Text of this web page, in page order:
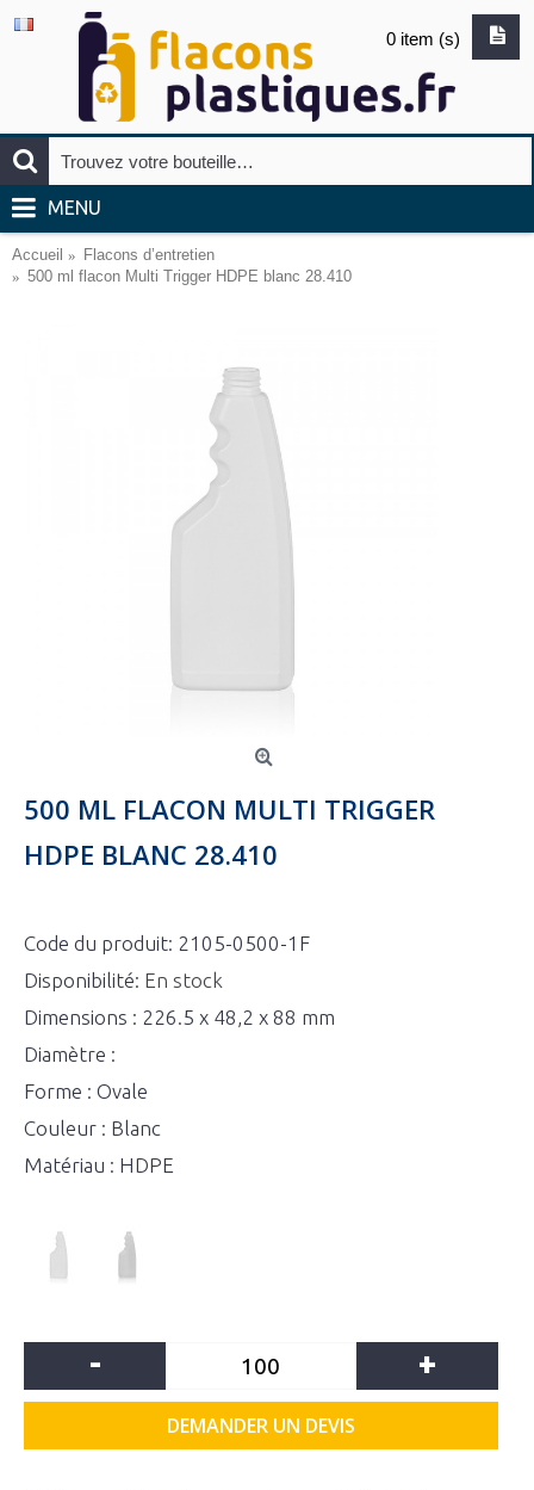
0 item (s)
MENU
Accueil
Flacons d’entretien
500 ml flacon Multi Trigger HDPE blanc 28.410
500 ML FLACON MULTI TRIGGER
HDPE BLANC 28.410
Code du produit: 2105-0500-1F
Disponibilité: En stock
Dimensions : 226.5 x 48,2 x 88 mm
Diamètre :
Forme : Ovale
Couleur : Blanc
Matériau : HDPE
- +
DEMANDER UN DEVIS